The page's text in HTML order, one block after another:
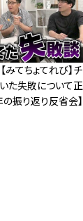
みてちょてれび】チ
た失敗について正
振り返り反省会】